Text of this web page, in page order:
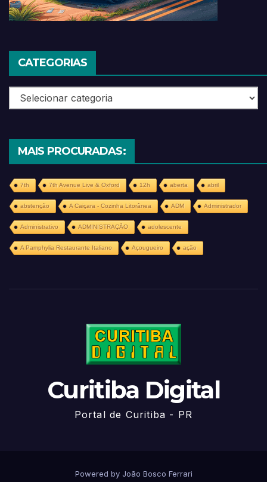
CATEGORIAS
Categorias
MAIS PROCURADAS:
7th 7th Avenue Live & Oxford 12h aberta abril
abstenção A Caiçara - Cozinha Litorânea ADM Administrador
Administrativo ADMINISTRAÇÃO adolescente
A Pamphylia Restaurante Italiano Açougueiro ação
Curitiba Digital
Portal de Curitiba - PR
Powered by João Bosco Ferrari